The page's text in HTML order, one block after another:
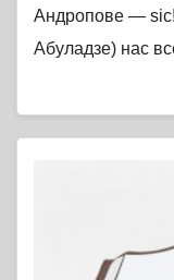
Андропове —
Абуладзе) нас